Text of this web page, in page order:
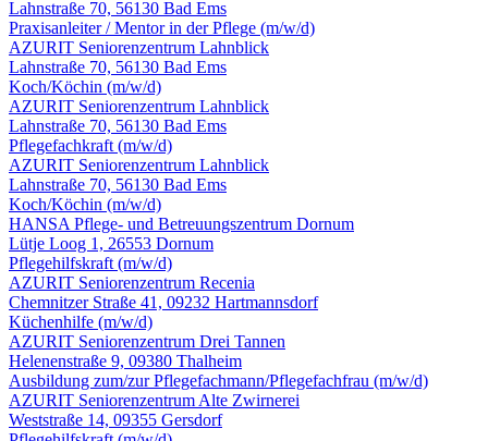
Lahnstraße 70, 56130 Bad Ems
Praxisanleiter / Mentor in der Pflege (m/w/d)
AZURIT Seniorenzentrum Lahnblick
Lahnstraße 70, 56130 Bad Ems
Koch/Köchin (m/w/d)
AZURIT Seniorenzentrum Lahnblick
Lahnstraße 70, 56130 Bad Ems
Pflegefachkraft (m/w/d)
AZURIT Seniorenzentrum Lahnblick
Lahnstraße 70, 56130 Bad Ems
Koch/Köchin (m/w/d)
HANSA Pflege- und Betreuungszentrum Dornum
Lütje Loog 1, 26553 Dornum
Pflegehilfskraft (m/w/d)
AZURIT Seniorenzentrum Recenia
Chemnitzer Straße 41, 09232 Hartmannsdorf
Küchenhilfe (m/w/d)
AZURIT Seniorenzentrum Drei Tannen
Helenenstraße 9, 09380 Thalheim
Ausbildung zum/zur Pflegefachmann/Pflegefachfrau (m/w/d)
AZURIT Seniorenzentrum Alte Zwirnerei
Weststraße 14, 09355 Gersdorf